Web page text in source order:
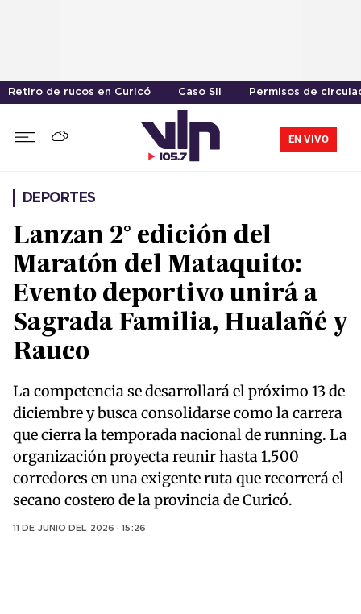
Retiro de rucos en Curicó Caso SII Permisos de
EN VIVO
DEPORTES
Lanzan 2° edición del
Maratón del Mataquito:
Evento deportivo unirá a
Sagrada Familia, Hualañé y
Rauco
La competencia se desarrollará el próximo 13 de
diciembre y busca consolidarse como la carrera
que cierra la temporada nacional de running. La
organización proyecta reunir hasta 1.500
corredores en una exigente ruta que recorrerá el
secano costero de la provincia de Curicó.
11 DE JUNIO DEL 2026 · 15:26